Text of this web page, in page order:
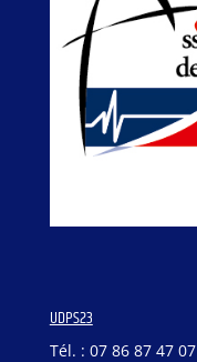
UDPS23
Tél. : 07 86 87 47 07